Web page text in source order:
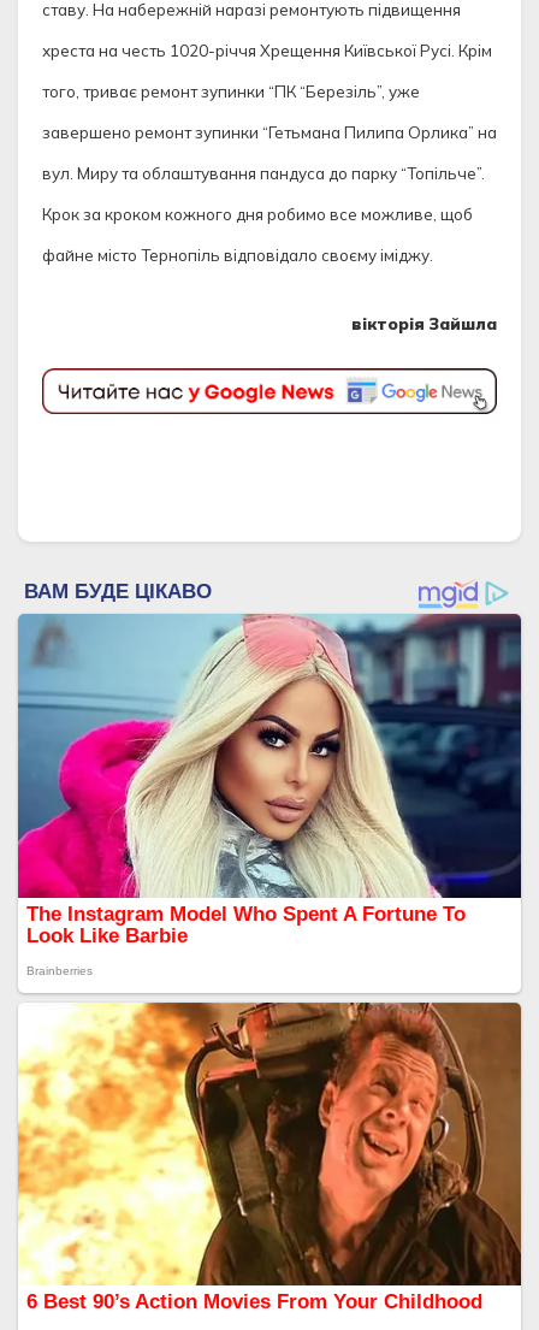
ставу. На набережній наразі ремонтують підвищення
хреста на честь 1020-річчя Хрещення Київської Русі. Крім
того, триває ремонт зупинки “ПК “Березіль”, уже
завершено ремонт зупинки “Гетьмана Пилипа Орлика” на
вул. Миру та облаштування пандуса до парку “Топільче”.
Крок за кроком кожного дня робимо все можливе, щоб
файне місто Тернопіль відповідало своєму іміджу.
вікторія Зайшла